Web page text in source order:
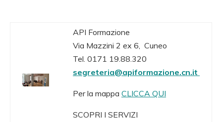
API Formazione
Via Mazzini 2 ex 6, Cuneo
Tel. 0171 19.88.320
segreteria@apiformazione.cn.it
Per la mappa CLICCA QUI
SCOPRI I SERVIZI